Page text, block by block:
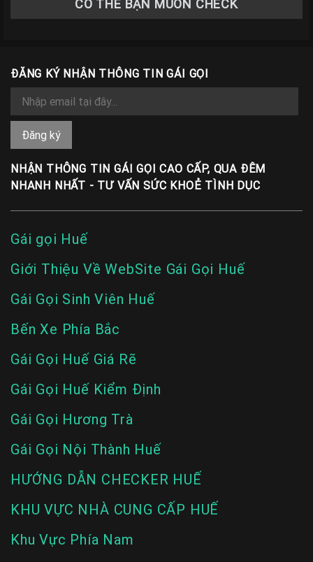
CÓ THỂ BẠN MUỐN CHECK
ĐĂNG KÝ NHẬN THÔNG TIN GÁI GỌI
NHẬN THÔNG TIN GÁI GỌI CAO CẤP, QUA ĐÊM
NHANH NHẤT - TƯ VẤN SỨC KHOẺ TÌNH DỤC
Gái gọi Huế
Giới Thiệu Về WebSite Gái Gọi Huế
Gái Gọi Sinh Viên Huế
Bến Xe Phía Bắc
Gái Gọi Huế Giá Rẽ
Gái Gọi Huế Kiểm Định
Gái Gọi Hương Trà
Gái Gọi Nội Thành Huế
HƯỚNG DẪN CHECKER HUẾ
KHU VỰC NHÀ CUNG CẤP HUẾ
Khu Vực Phía Nam